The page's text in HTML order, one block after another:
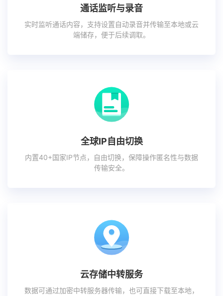
通话监听与录音
实时监听通话内容，支持设置自动录音并传输至本地或云
端储存，便于后续调取。
全球IP自由切换
内置40+国家IP节点，自由切换，保障操作匿名性与数据
传输安全。
云存储中转服务
数据可通过加密中转服务器传输，也可直接下载至本地，